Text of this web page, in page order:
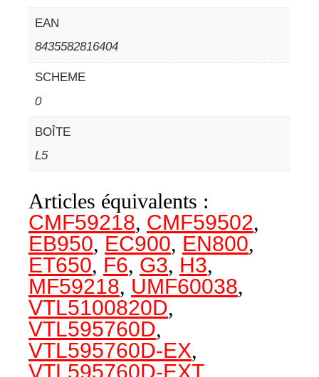
EAN
8435582816404
SCHEME
0
BOÎTE
L5
Articles équivalents :
CMF59218, CMF59502,
EB950, EC900, EN800,
ET650, F6, G3, H3,
MF59218, UMF60038,
VTL5100820D,
VTL595760D,
VTL595760D-EX,
VTL595760D-EXT